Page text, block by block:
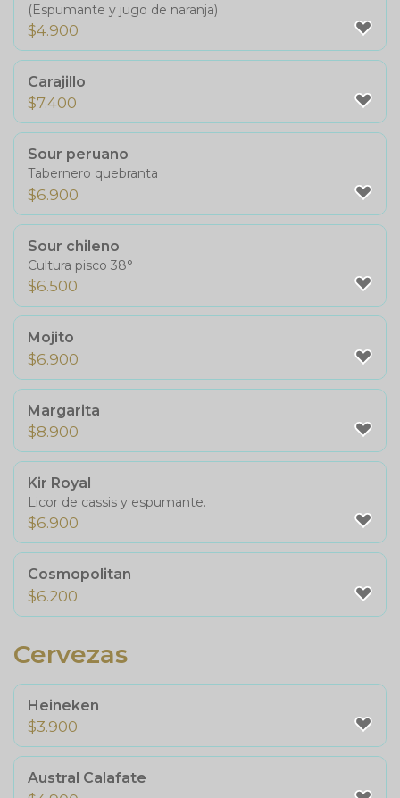
(Espumante y jugo de naranja)
$4.900
Carajillo
$7.400
Sour peruano
Tabernero quebranta
$6.900
Sour chileno
Cultura pisco 38°
$6.500
Mojito
$6.900
Margarita
$8.900
Kir Royal
Licor de cassis y espumante.
$6.900
Cosmopolitan
$6.200
Cervezas
Heineken
$3.900
Austral Calafate